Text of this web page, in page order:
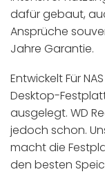
dafür gebaut,
Ansprüche
Jahre Garantie.
Entwickelt Für NAS
Desktop-
ausgelegt. WD
jedoch schon.
macht die
den besten